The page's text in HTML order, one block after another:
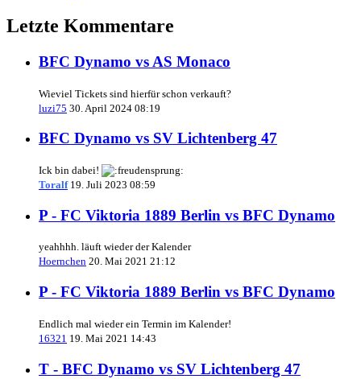
Letzte Kommentare
BFC Dynamo vs AS Monaco
Wieviel Tickets sind hierfür schon verkauft?
luzi75 30. April 2024 08:19
BFC Dynamo vs SV Lichtenberg 47
Ick bin dabei!
Toralf 19. Juli 2023 08:59
P - FC Viktoria 1889 Berlin vs BFC Dynamo
yeahhhh. läuft wieder der Kalender
Hoernchen 20. Mai 2021 21:12
P - FC Viktoria 1889 Berlin vs BFC Dynamo
Endlich mal wieder ein Termin im Kalender!
16321 19. Mai 2021 14:43
T - BFC Dynamo vs SV Lichtenberg 47